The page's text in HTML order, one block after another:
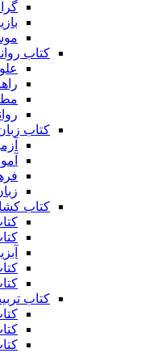
کتاب
کتاب
کتاب
کتاب